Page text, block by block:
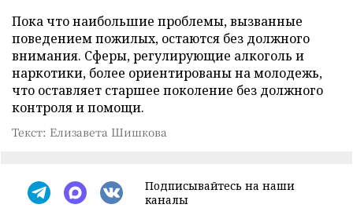
Пока что наибольшие проблемы, вызванные
поведением пожилых, остаются без должного
внимания. Сферы, регулирующие алкоголь и
наркотики, более ориентированы на молодежь,
что оставляет старшее поколение без должного
контроля и помощи.
Текст: Елизавета Шишкова
Подписывайтесь на наши
каналы